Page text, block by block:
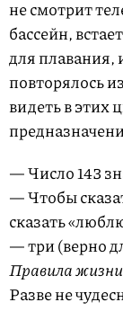
не смотрит
бассейн,
для плавания,
повторялось
видеть в этих
— Число 143
— Чтобы
сказать
— три (верно
Правила жизни
Разве не